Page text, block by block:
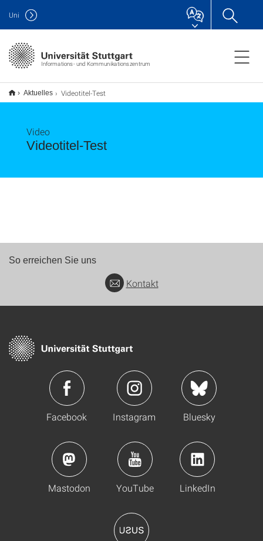
Informations- und Kommunikationszentrum
Uni
Aktuelles Videotitel-Test
Videotitel-Test
Video
So erreichen Sie uns
Kontakt
Facebook Instagram Bluesky
Mastodon YouTube LinkedIn